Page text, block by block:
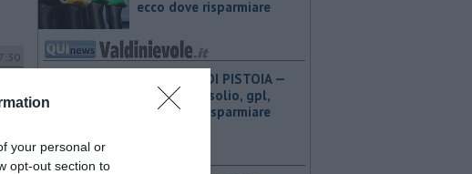
your personal or
opt-out section to
ecco dove risparmiare
PROVINCIA DI PISTOIA — ​
Benzina, gasolio, gpl,
ecco dove risparmiare